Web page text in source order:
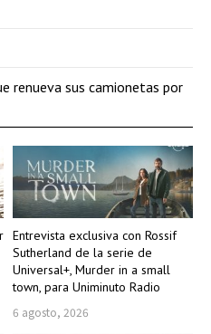
Entrevista exclusiva con Rossif
Sutherland de la serie de
Universal+, Murder in a small
town, para Uniminuto Radio
6 agosto, 2026
renueva sus camionetas por